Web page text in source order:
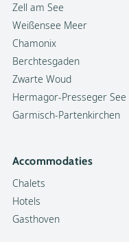
Zell am See
Weißensee Meer
Chamonix
Berchtesgaden
Zwarte Woud
Hermagor-Presseger See
Garmisch-Partenkirchen
Accommodaties
Chalets
Hotels
Gasthoven